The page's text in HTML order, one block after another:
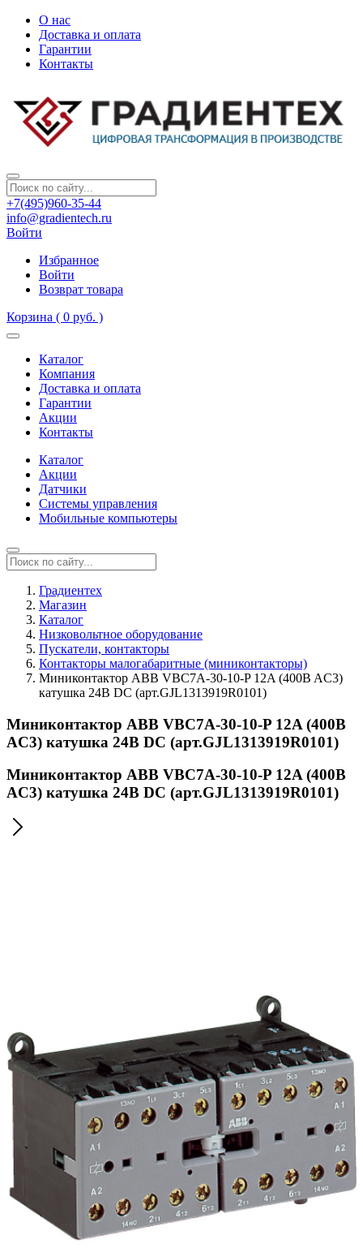
О нас
Доставка и оплата
Гарантии
Контакты
+7(495)960-35-44
info@gradientech.ru
Войти
Избранное
Войти
Возврат товара
Корзина ( 0 руб. )
Каталог
Компания
Доставка и оплата
Гарантии
Акции
Контакты
Каталог
Акции
Датчики
Системы управления
Мобильные компьютеры
Градиентех
Магазин
Каталог
Низковольтное оборудование
Пускатели, контакторы
Контакторы малогабаритные (миниконтакторы)
Миниконтактор ABB VBC7A-30-10-P 12A (400B AC3)
катушка 24B DC (арт.GJL1313919R0101)
Миниконтактор ABB VBC7A-30-10-P 12A (400B
AC3) катушка 24B DC (арт.GJL1313919R0101)
Миниконтактор ABB VBC7A-30-10-P 12A (400B
AC3) катушка 24B DC (арт.GJL1313919R0101)